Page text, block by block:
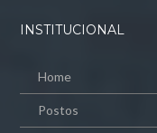
INSTITUCIONAL
Home
Postos